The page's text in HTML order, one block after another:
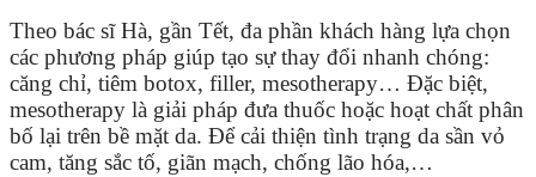
Theo bác sĩ Hà, gần Tết, đa phần khách hàng lựa chọn
các phương pháp giúp tạo sự thay đổi nhanh chóng:
căng chỉ, tiêm botox, filler, mesotherapy… Đặc biệt,
mesotherapy là giải pháp đưa thuốc hoặc hoạt chất phân
bố lại trên bề mặt da. Để cải thiện tình trạng da sần vỏ
cam, tăng sắc tố, giãn mạch, chống lão hóa,…